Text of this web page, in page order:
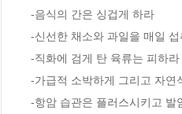
-음식의 간은 싱겁게 하라
-신선한 채소와 과일을 매일
-직화에 검게 탄 육류는 피하라
-가급적 소박하게 그리고 자연
-항암 습관은 플러스시키고 발